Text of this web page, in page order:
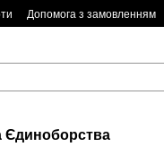
Допомога з замовленням
Єдиноборства